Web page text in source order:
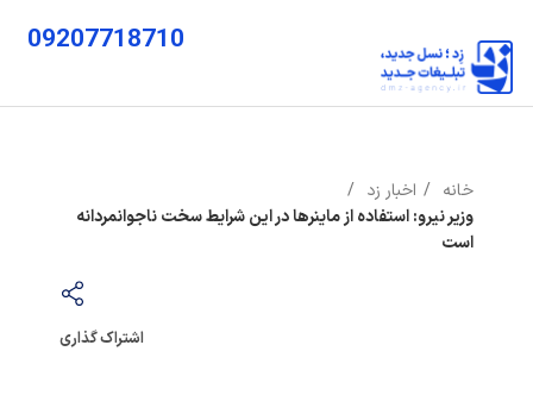
09207718710
خانه
اخبار زد
وزیر نیرو: استفاده از ماینرها در این شرایط سخت ناجوانمردانه
است
اشتراک گذاری